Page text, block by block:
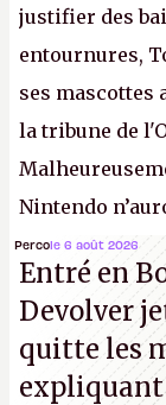
justifier des
entournures,
ses mascottes
la tribune de
Nintendo
la mort
strike à tour
d'étaler sa
souvenirs
Percole 6 août 2026
Entré en
Devolver
quitte les
expliquant